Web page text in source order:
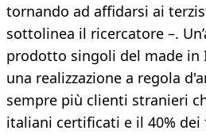
tornando ad affidarsi ai
sottolinea il ricercatore –.
prodotto singoli del made in
una realizzazione a regola
sempre più clienti stranieri
italiani certificati e il 40%